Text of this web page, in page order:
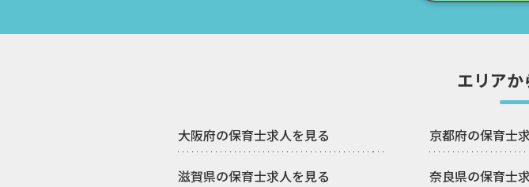
エリア
大阪府の保育士求人を見る 京都府の保育士
滋賀県の保育士求人を見る 奈良県の保育士